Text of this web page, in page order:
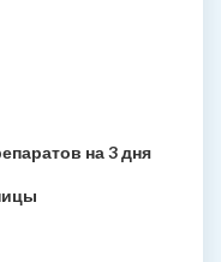
на 3 дня